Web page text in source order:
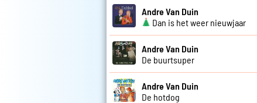
Andre Van Duin
Dan is het weer nieuwjaar
Andre Van Duin
De buurtsuper
Andre Van Duin
De hotdog